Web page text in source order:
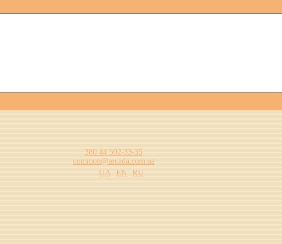
380 44 502-33-35
common@arcada.com.ua
UA
EN
RU